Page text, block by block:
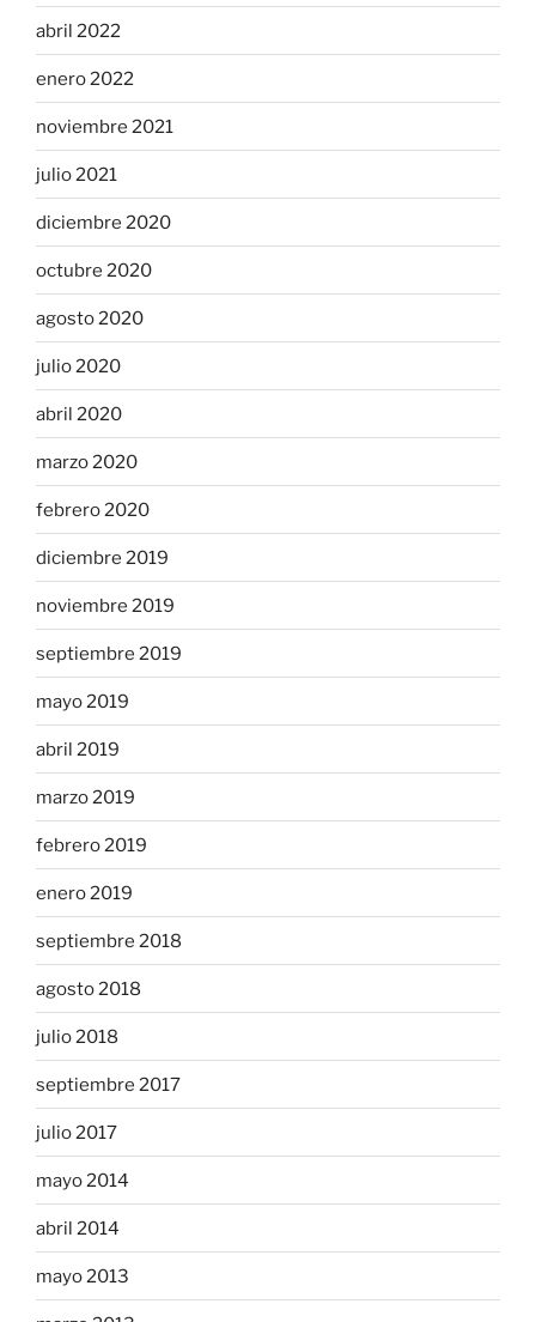
abril 2022
enero 2022
noviembre 2021
julio 2021
diciembre 2020
octubre 2020
agosto 2020
julio 2020
abril 2020
marzo 2020
febrero 2020
diciembre 2019
noviembre 2019
septiembre 2019
mayo 2019
abril 2019
marzo 2019
febrero 2019
enero 2019
septiembre 2018
agosto 2018
julio 2018
septiembre 2017
julio 2017
mayo 2014
abril 2014
mayo 2013